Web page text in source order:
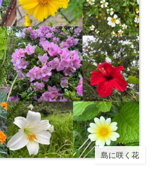
島に咲く花